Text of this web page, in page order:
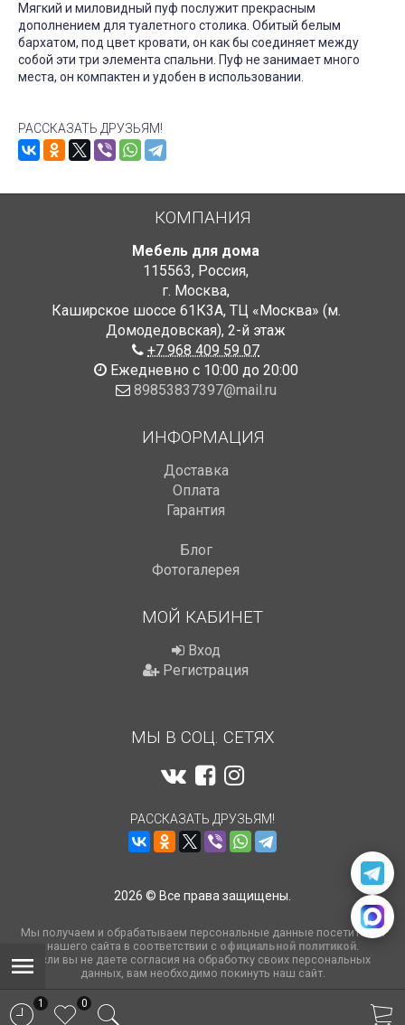
Мягкий и миловидный пуф послужит прекрасным
дополнением для туалетного столика. Обитый белым
бархатом, под цвет кровати, он как бы соединяет между
собой эти три элемента спальни. Пуф не занимает много
места, он компактен и удобен в использовании.
РАССКАЗАТЬ ДРУЗЬЯМ!
КОМПАНИЯ
Мебель для дома
115563, Россия,
г. Москва,
Каширское шоссе 61К3А, ТЦ «Москва» (м.
Домодедовская), 2-й этаж
+7 968 409 59 07
Ежедневно с 10:00 до 20:00
89853837397@mail.ru
ИНФОРМАЦИЯ
Доставка
Оплата
Гарантия
Блог
Фотогалерея
МОЙ КАБИНЕТ
Вход
Регистрация
МЫ В СОЦ. СЕТЯХ
РАССКАЗАТЬ ДРУЗЬЯМ!
2026 © Все права защищены.
Мы получаем и обрабатываем персональные данные посетителей
нашего сайта в соответствии с официальной политикой.
Если вы не даете согласия на обработку своих персональных
данных, вам необходимо покинуть наш сайт.
1 0